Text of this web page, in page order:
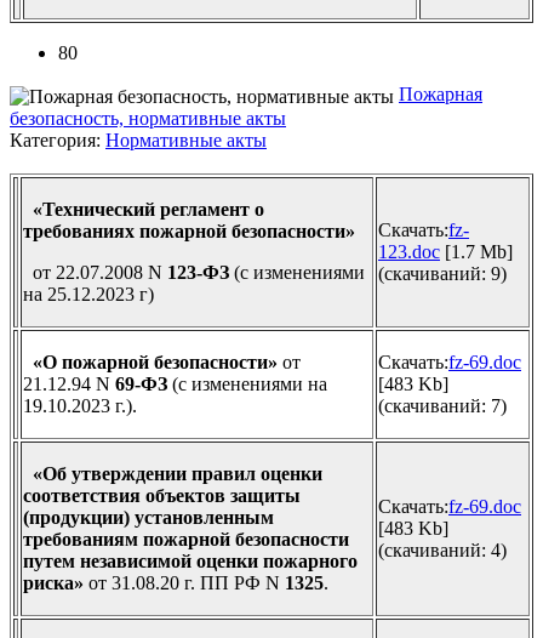
80
Пожарная
безопасность, нормативные акты
Категория: Нормативные акты
«Технический регламент о
требованиях пожарной безопасности»
от 22.07.2008 N 123-ФЗ (с изменениями
на 25.12.2023 г)
Скачать:fz-
123.doc [1.7 Mb]
(cкачиваний: 9)
«О пожарной безопасности» от
21.12.94 N 69-ФЗ (с изменениями на
19.10.2023 г.).
Скачать:fz-69.doc
[483 Kb]
(cкачиваний: 7)
«Об утверждении правил оценки
соответствия объектов защиты
(продукции) установленным
требованиям пожарной безопасности
путем независимой оценки пожарного
риска» от 31.08.20 г. ПП РФ N 1325.
Скачать:fz-69.doc
[483 Kb]
(cкачиваний: 4)